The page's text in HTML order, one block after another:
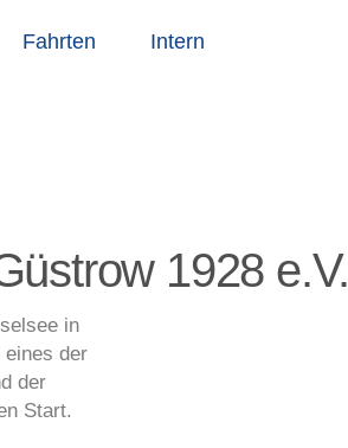
Fahrten Intern
1928 e.V.
in
der
der
Start.